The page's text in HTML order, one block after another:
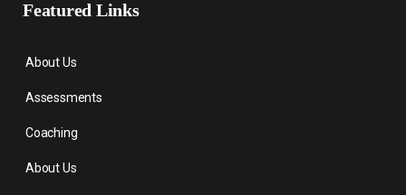
Featured Links
About Us
Assessments
Coaching
About Us